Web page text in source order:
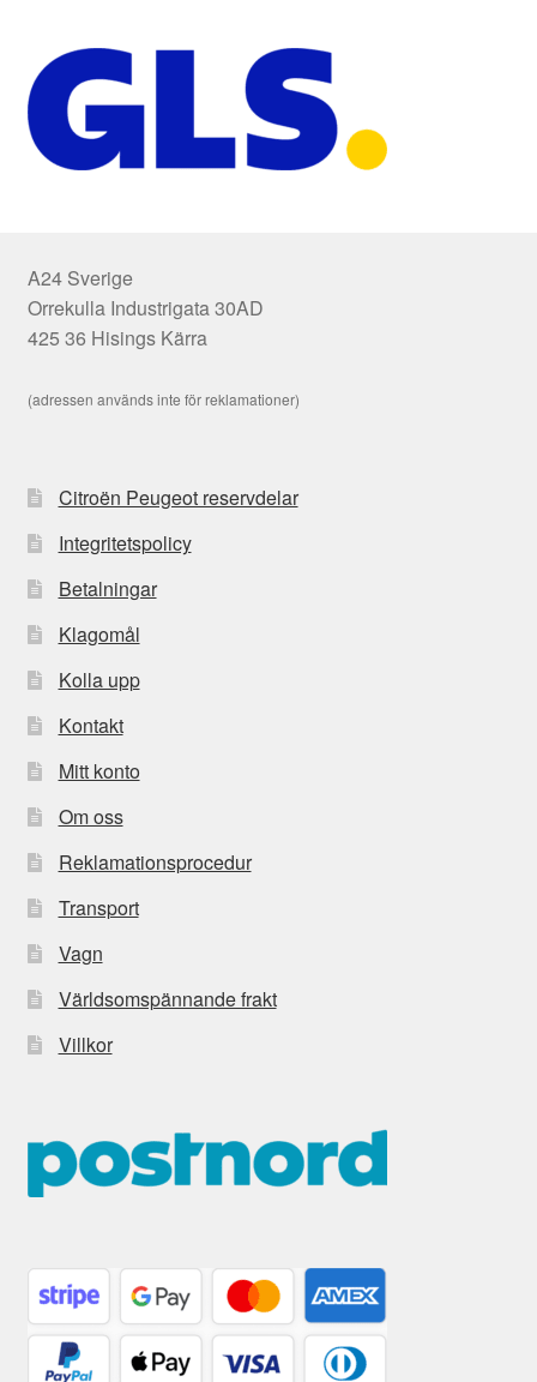
A24 Sverige
Orrekulla Industrigata 30AD
425 36 Hisings Kärra
(adressen används inte för reklamationer)
Citroën Peugeot reservdelar
Integritetspolicy
Betalningar
Klagomål
Kolla upp
Kontakt
Mitt konto
Om oss
Reklamationsprocedur
Transport
Vagn
Världsomspännande frakt
Villkor